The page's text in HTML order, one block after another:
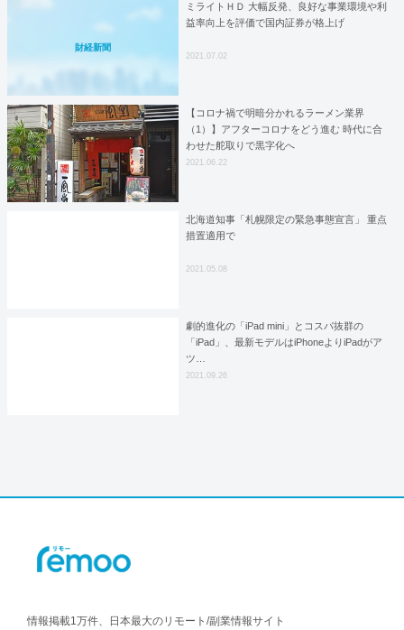
財経新聞
ミライトＨＤ 大幅反発、良好な事業環境や利
益率向上を評価で国内証券が格上げ
2021.07.02
【コロナ禍で明暗分かれるラーメン業界
（1）】アフターコロナをどう進む 時代に合
わせた舵取りで黒字化へ
2021.06.22
北海道知事「札幌限定の緊急事態宣言」 重点
措置適用で
2021.05.08
劇的進化の「iPad mini」とコスパ抜群の
「iPad」、最新モデルはiPhoneよりiPadがア
ツ…
2021.09.26
情報掲載1万件、日本最大のリモート/副業情報サイト